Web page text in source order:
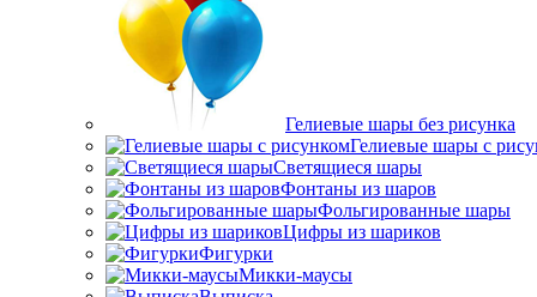
Гелиевые шары без рисунка
Гелиевые шары с
Светящиеся шары
Фонтаны из шаров
Фольгированные шары
Цифры из шариков
Фигурки
Микки-маусы